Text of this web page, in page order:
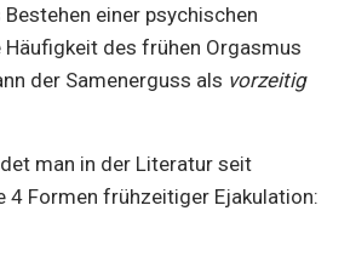
einer psychischen
Häufigkeit des frühen Orgasmus
der Samenerguss als vorzeitig
man in der Literatur seit
4 Formen frühzeitiger Ejakulation: